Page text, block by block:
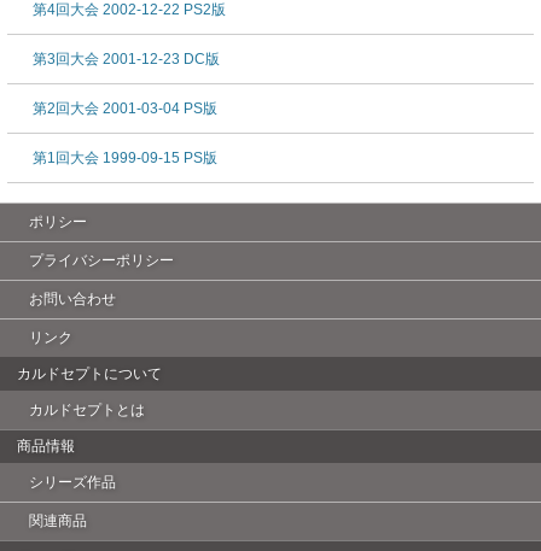
第4回大会 2002-12-22 PS2版
第3回大会 2001-12-23 DC版
第2回大会 2001-03-04 PS版
第1回大会 1999-09-15 PS版
ポリシー
プライバシーポリシー
お問い合わせ
リンク
カルドセプトについて
カルドセプトとは
商品情報
シリーズ作品
関連商品